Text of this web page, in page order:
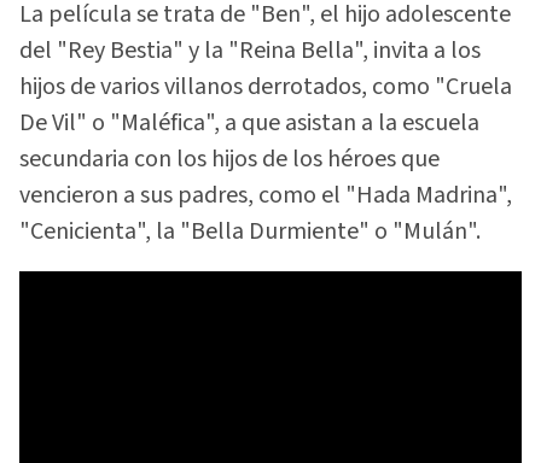
La película se trata de "Ben", el hijo adolescente
del "Rey Bestia" y la "Reina Bella", invita a los
hijos de varios villanos derrotados, como "Cruela
De Vil" o "Maléfica", a que asistan a la escuela
secundaria con los hijos de los héroes que
vencieron a sus padres, como el "Hada Madrina",
"Cenicienta", la "Bella Durmiente" o "Mulán".